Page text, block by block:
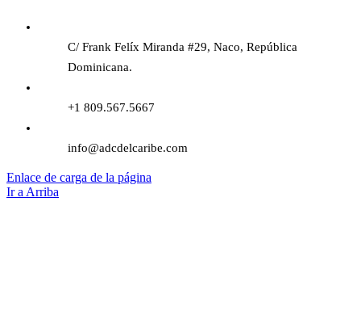
C/ Frank Felíx Miranda #29, Naco, República
Dominicana.
+1 809.567.5667
info@adcdelcaribe.com
Enlace de carga de la página
Ir a Arriba